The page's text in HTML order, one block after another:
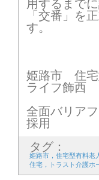
29 30
1
2
15
22 23
用するまで
「交番」を
す。
姫路市 住宅
ライフ飾西
全面バリア
採用
タグ：
姫路市，住宅型有料老
住宅，トラスト介護